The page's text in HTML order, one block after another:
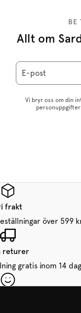
BE
Allt om
E-post
Vi bryr oss om din
frakt
över 599
returer
gratis inom 14